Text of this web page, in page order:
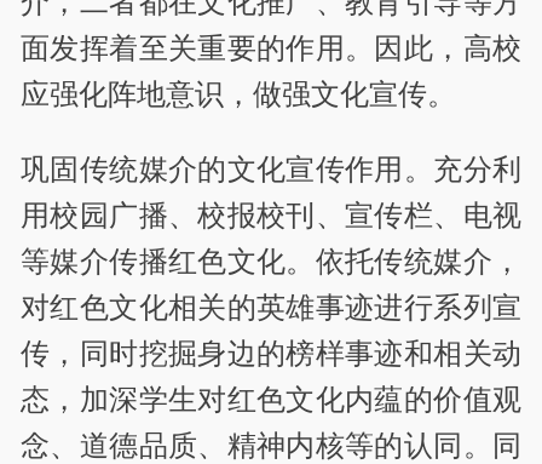
面发挥着至关重要的作用。因此，高校
应强化阵地意识，做强文化宣传。
巩固传统媒介的文化宣传作用。充分利
用校园广播、校报校刊、宣传栏、电视
等媒介传播红色文化。依托传统媒介，
对红色文化相关的英雄事迹进行系列宣
传，同时挖掘身边的榜样事迹和相关动
态，加深学生对红色文化内蕴的价值观
念、道德品质、精神内核等的认同。同